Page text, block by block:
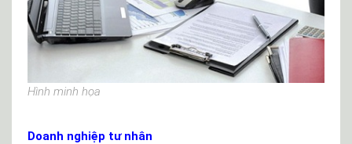
Hình minh họa
Doanh nghiệp tư nhân